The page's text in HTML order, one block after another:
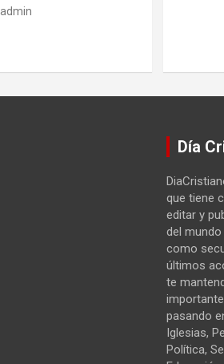
admin
Día
que tiene
editar y
del
como
últimos
te
pasando
Iglesias,
Política,